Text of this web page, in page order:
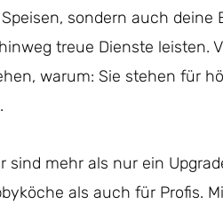
sondern auch deine
treue Dienste leisten.
warum: Sie stehen für
sind mehr als nur ein
als auch für Profis.